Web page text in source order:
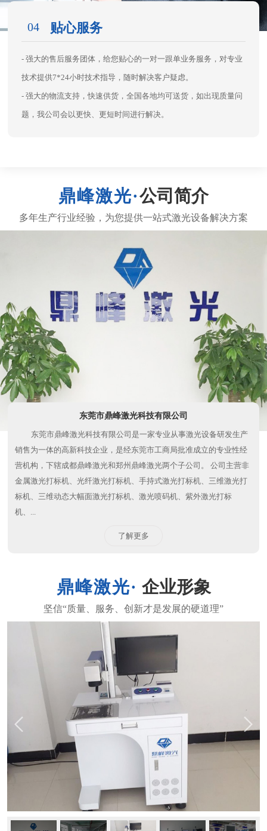
04 贴心服务
- 强大的售后服务团体，给您贴心的一对一跟单业务服务，对专业
技术提供7*24小时技术指导，随时解决客户疑虑。
- 强大的物流支持，快速供货，全国各地均可送货，如出现质量问
题，我公司会以更快、更短时间进行解决。
公司简介
东莞市鼎峰激光科技有限公司
东莞市鼎峰激光科技有限公司是一家专业从事激光设备研发生产
销售为一体的高新科技企业，是经东莞市工商局批准成立的专业性经
营机构，下辖成都鼎峰激光和郑州鼎峰激光两个子公司。 公司主营非
金属激光打标机、光纤激光打标机、手持式激光打标机、三维激光打
标机、三维动态大幅面激光打标机、激光喷码机、紫外激光打标
机、...
了解更多
企业形象